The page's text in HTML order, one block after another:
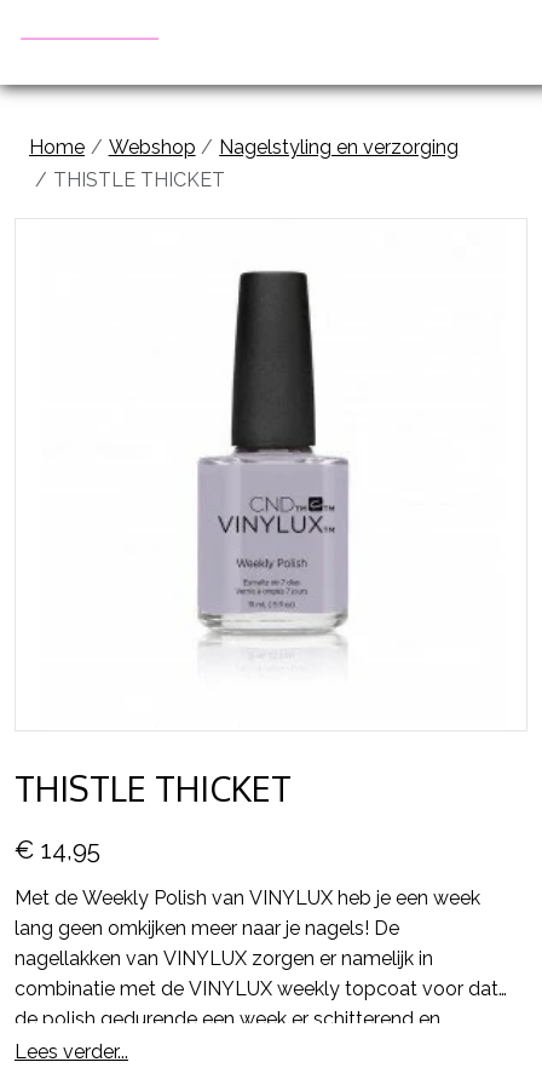
Home Webshop
Nagelstyling en verzorging
THISTLE THICKET
THISTLE THICKET
€ 14,95
Met de Weekly Polish van VINYLUX heb je een week
lang geen omkijken meer naar je nagels! De
nagellakken van VINYLUX zorgen er namelijk in
combinatie met de VINYLUX weekly topcoat voor dat
de polish gedurende een week er schitterend en
glanzend uit blijft zien en alsmaar sterker wordt.
Lees verder...